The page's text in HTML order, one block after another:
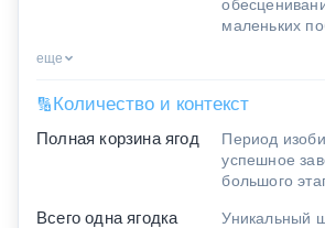
маленьких
еще
🔢 Количество и контекст
Полная корзина ягод
Период
успешное
большого
Всего одна ягодка
Уникальный